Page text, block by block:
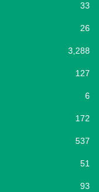
33
26
3,288
127
6
172
537
51
93